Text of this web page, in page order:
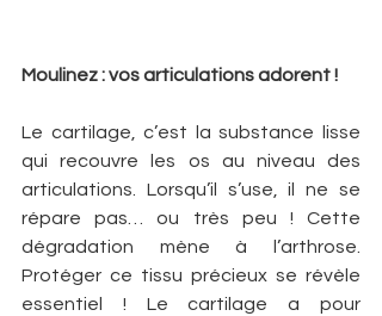
Moulinez : vos articulations adorent !
Le cartilage, c’est la substance lisse
qui recouvre les os au niveau des
articulations. Lorsqu’il s’use, il ne se
répare pas… ou très peu ! Cette
dégradation mène à l’arthrose.
Protéger ce tissu précieux se révèle
essentiel ! Le cartilage a pour